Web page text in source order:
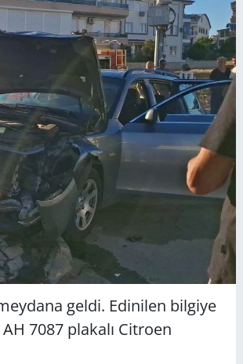
geldi. Edinilen bilgiye
7087 plakalı Citroen